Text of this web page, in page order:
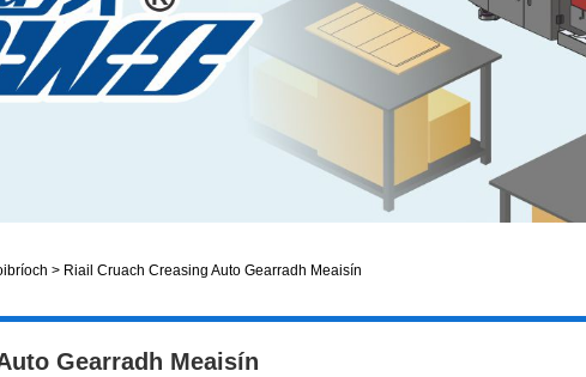
> Riail Cruach Creasing Auto Gearradh Meaisín
Gearradh Meaisín